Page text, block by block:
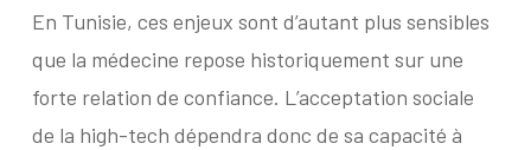
En Tunisie, ces enjeux sont d’autant plus sensibles
que la médecine repose historiquement sur une
forte relation de confiance. L’acceptation sociale
de la high-tech dépendra donc de sa capacité à